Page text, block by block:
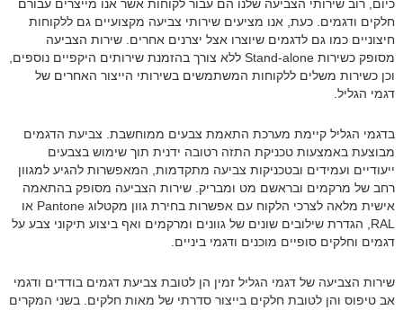
כיום, רוב שירותי הצביעה שלנו הם עבור לקוחות אשר אנו מייצרים עבורם
חלקים ודגמים. כעת, אנו מציעים שירותי צביעה מקצועיים גם ללקוחות
חיצוניים כמו גם לדגמים שיוצרו אצל יצרנים אחרים. שירות הצביעה
מסופק כשירות Stand-alone ללא צורך בהזמנת שירותים היקפיים נוספים,
וכן כשירות משלים ללקוחות המשתמשים בשירותי הייצור האחרים של
דגמי הגליל.
בדגמי הגליל קיימת מערכת התאמת צבעים ממוחשבת. צביעת הדגמים
מבוצעת באמצעות טכניקת התזה רטובה ידנית תוך שימוש בצבעים
ייעודיים ועמידים ובטכניקות צביעה מתקדמות, המאפשרות להגיע למגוון
רחב של מרקמים ובראשם מט ומבריק. שירות הצביעה מסופק בהתאמה
אישית מלאה לצרכי הלקוח עם אפשרות בחירת גוון מקטלוג Pantone או
RAL, הגדרת שילובים שונים של גוונים ומרקמים ואף ביצוע תיקוני צבע על
דגמים וחלקים סופיים מוכנים ודגמי ביניים.
שירות הצביעה של דגמי הגליל זמין הן לטובת צביעת דגמים בודדים ודגמי
אב טיפוס והן לטובת חלקים בייצור סדרתי של מאות חלקים. בשני המקרים